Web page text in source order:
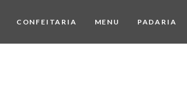
CONFEITARIA MENU PADARIA